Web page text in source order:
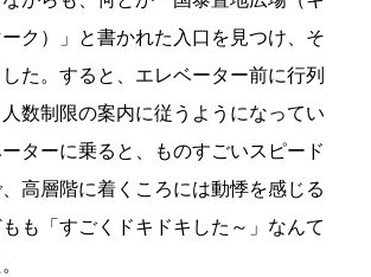
ク）」と書かれた入口を見つけ、そ
た。すると、エレベーター前に行列
数制限の案内に従うようになってい
ターに乗ると、ものすごいスピード
高層階に着くころには動悸を感じる
も「すごくドキドキした～」なんて